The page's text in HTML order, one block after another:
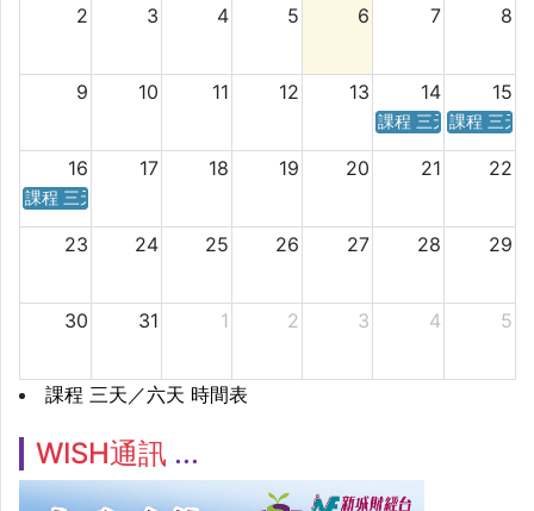
2 3 4 5 6 7 8
9 10 11 12 13 14 15
課程 三天／六天 時
課程 三天
16 17 18 19 20 21 22
課程 三天／六天 時間表
23 24 25 26 27 28 29
30 31 1 2 3 4 5
課程 三天／六天 時間表
WISH通訊